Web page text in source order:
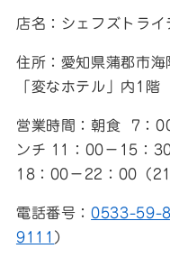
店名：シェフズトライ
住所：愛知県蒲郡市
「変なホテル」内1階
営業時間：朝食 7：
ンチ 11：00－15：
18：00－22：00（
電話番号：0533-59-
9111 ）